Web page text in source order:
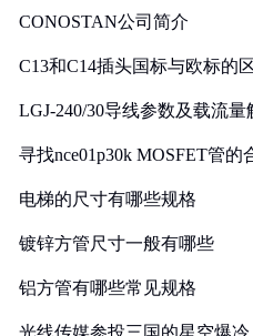
CONOSTAN公司简介
C13和C14插头国标与欧标的
LGJ-240/30导线参数及载流量
寻找nce01p30k MOSFET管的
电梯的尺寸有哪些规格
镀锌方管尺寸一般有哪些
铝方管有哪些常见规格
光线传媒参投三国的星空爆冷